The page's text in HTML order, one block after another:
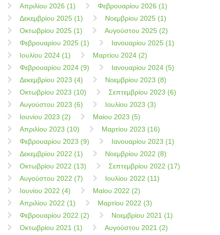
Απριλίου 2026 (1)
Φεβρουαρίου 2026 (1)
Δεκεμβρίου 2025 (1)
Νοεμβρίου 2025 (1)
Οκτωβρίου 2025 (1)
Αυγούστου 2025 (2)
Φεβρουαρίου 2025 (1)
Ιανουαρίου 2025 (1)
Ιουλίου 2024 (1)
Μαρτίου 2024 (2)
Φεβρουαρίου 2024 (9)
Ιανουαρίου 2024 (5)
Δεκεμβρίου 2023 (4)
Νοεμβρίου 2023 (8)
Οκτωβρίου 2023 (10)
Σεπτεμβρίου 2023 (6)
Αυγούστου 2023 (6)
Ιουλίου 2023 (3)
Ιουνίου 2023 (2)
Μαίου 2023 (5)
Απριλίου 2023 (10)
Μαρτίου 2023 (16)
Φεβρουαρίου 2023 (9)
Ιανουαρίου 2023 (1)
Δεκεμβρίου 2022 (1)
Νοεμβρίου 2022 (8)
Οκτωβρίου 2022 (13)
Σεπτεμβρίου 2022 (17)
Αυγούστου 2022 (7)
Ιουλίου 2022 (11)
Ιουνίου 2022 (4)
Μαίου 2022 (2)
Απριλίου 2022 (1)
Μαρτίου 2022 (3)
Φεβρουαρίου 2022 (2)
Νοεμβρίου 2021 (1)
Οκτωβρίου 2021 (1)
Αυγούστου 2021 (2)